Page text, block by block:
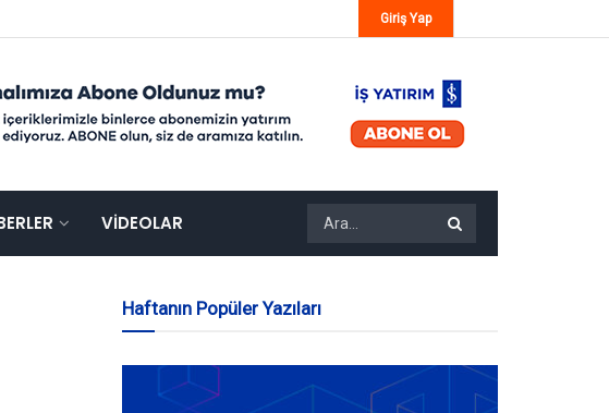
Giriş Yap
VIDEOLAR
Haftanın Popüler Yazıları